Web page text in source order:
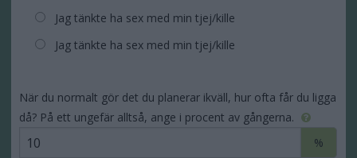
Jag tänkte ha sex med min tjej/kille
Jag tänkte ha sex med min tjej/kille
När du normalt gör det du planerar ikväll, hur ofta får du ligga
då? På ett ungefär alltså, ange i procent av gångerna.
%